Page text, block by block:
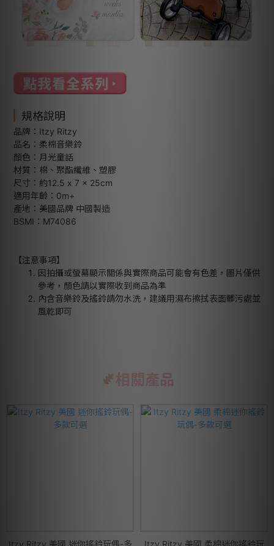
規格說明
品牌：Itzy Ritzy
品名：柔棉音樂鈴
顏色：月光童話
材質：棉、聚酯纖維、塑膠
尺寸：約12.5 x 7 x 25cm
適用年齡：0m+
產地：美國品牌 中國製造
BSMI：M74086
【注意事項】
因拍攝或螢幕顯示關係與實際商品可能會有色差，圖片僅供
參考，顏色請以實際收到商品為準
內含音樂鈴及搖鈴請勿水洗，建議用濕布擦拭表面髒污處並
風乾即可
相關產品
Itzy Ritzy 美國 迷你搖鈴玩偶-多
Itzy Ritzy 美國 柔棉迷你搖鈴玩